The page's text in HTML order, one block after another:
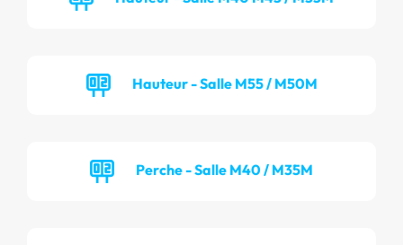
Hauteur - Salle M55 / M50M
Perche - Salle M40 / M35M